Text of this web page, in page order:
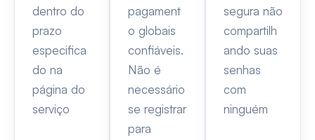
dentro do
prazo
especifica
do na
página do
serviço
pagament
o globais
confiáveis.
Não é
necessário
se registrar
para
segura não
compartilh
ando suas
senhas
com
ninguém